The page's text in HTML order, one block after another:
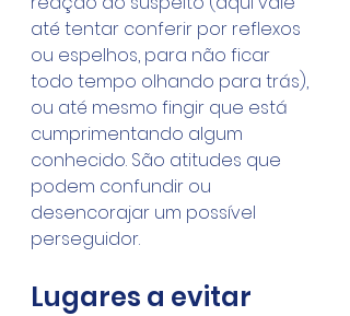
até tentar conferir por reflexos
ou espelhos, para não ficar
todo tempo olhando para trás),
ou até mesmo fingir que está
cumprimentando algum
conhecido. São atitudes que
podem confundir ou
desencorajar um possível
perseguidor.
Lugares a evitar